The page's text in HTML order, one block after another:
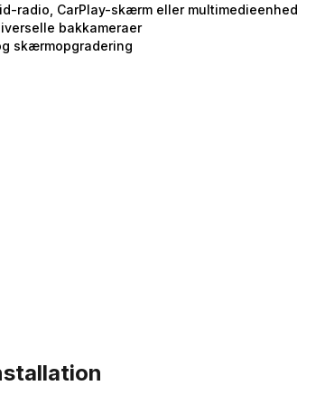
radio, CarPlay-skærm eller multimedieenhed
bakkameraer
skærmopgradering